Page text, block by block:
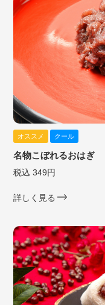
オススメ クール
名物こぼれるおはぎ
税込 349円
詳しく見る